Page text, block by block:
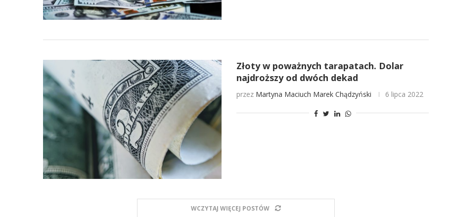
Złoty w poważnych tarapatach. Dolar
najdroższy od dwóch dekad
przez Martyna Maciuch Marek Chądzyński 6 lipca 2022
WCZYTAJ WIĘCEJ POSTÓW